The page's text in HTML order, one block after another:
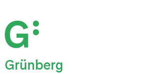
Grünberg